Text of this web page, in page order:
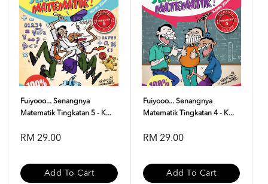
Fuiyooo... Senangnya
Matematik Tingkatan 5 - K...
RM 29.00
Add To Cart
Fuiyooo... Senangnya
Matematik Tingkatan 4 - K...
RM 29.00
Add To Cart